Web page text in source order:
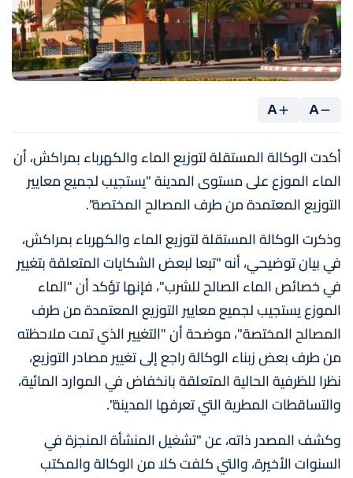
A
A
أكدت الوكالة المستقلة لتوزيع الماء والكهرباء بمراكش، أن
الماء الموزع على مستوى المدينة "يستجيب لجميع معايير
التوزيع المعتمدة من طرف المصالح المختصة".
وذكرت الوكالة المستقلة لتوزيع الماء والكهرباء بمراكش،
في بيان توضيحي، أنه "تبعا لبعض الشكايات المتعلقة بتغيير
في خصائص الماء الصالح للشرب"، فإنها تؤكد أن "الماء
الموزع يستجيب لجميع معايير التوزيع المعتمدة من طرف
المصالح المختصة"، موضحة أن "التغيير الذي تمت ملاحظته
من طرف بعض زبناء الوكالة راجع إلى تغيير مصادر التوزيع،
نظرا للظرفية الحالية المتعلقة بانخفاض في الموارد المائية،
والتساقطات المطرية التي تعرفها المدينة".
وكشف المصدر ذاته، عن "تشغيل المنشأة المنجزة في
السنوات الأخيرة، والتي كلفت كلا من الوكالة والمكتب